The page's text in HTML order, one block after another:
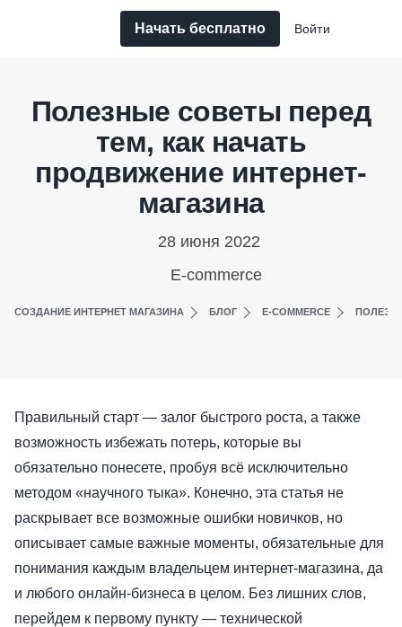
Начать бесплатно Войти
Полезные советы перед
тем, как начать
продвижение интернет-
магазина
28 июня 2022
E-commerce
СОЗДАНИЕ ИНТЕРНЕТ МАГАЗИНА БЛОГ E-COMMERCE
Правильный старт — залог быстрого роста, а также
возможность избежать потерь, которые вы
обязательно понесете, пробуя всё исключительно
методом «научного тыка». Конечно, эта статья не
раскрывает все возможные ошибки новичков, но
описывает самые важные моменты, обязательные для
понимания каждым владельцем интернет-магазина, да
и любого онлайн-бизнеса в целом. Без лишних слов,
перейдем к первому пункту — технической